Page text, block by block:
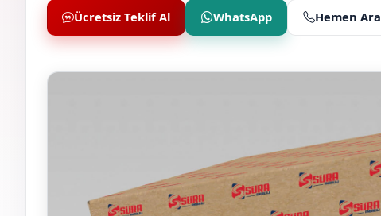
Ücretsiz Teklif Al WhatsApp Hemen Ara